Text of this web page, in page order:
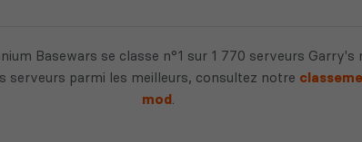
Basewars se classe n°1 sur 1 770 serveurs
serveurs parmi les meilleurs, consultez notre
mod.